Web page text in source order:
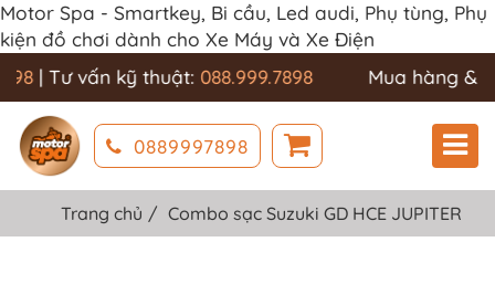
Motor Spa - Smartkey, Bi cầu, Led audi, Phụ tùng, Phụ
kiện đồ chơi dành cho Xe Máy và Xe Điện
| Tư vấn kỹ thuật:088.999.7898 Mua hàng &
0889997898
Trang chủ Combo sạc Suzuki GD HCE JUPITER